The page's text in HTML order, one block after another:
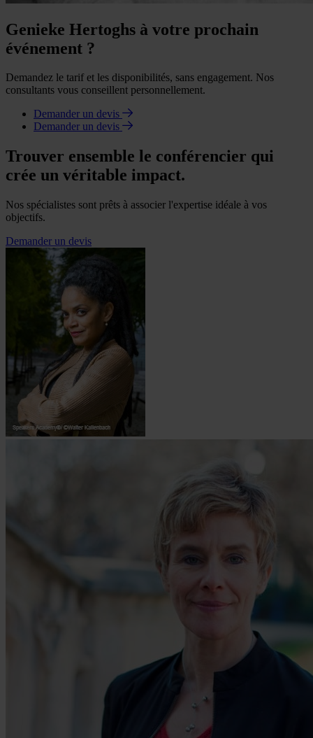
Genieke Hertoghs à votre prochain
événement ?
Demandez le tarif et les disponibilités, sans engagement. Nos
consultants vous conseillent personnellement.
Demander un devis
Demander un devis
Trouver ensemble le conférencier qui
crée un véritable impact.
Nos spécialistes sont prêts à associer l'expertise idéale à vos
objectifs.
Demander un devis